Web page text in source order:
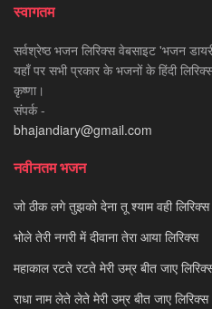
स्वागतम
सर्वश्रेष्ठ भजन लिरिक्स वेबसाइट 'भजन
यहाँ पर सभी प्रकार के भजनों के हिंदी
कृष्णा।
संपर्क -
bhajandiary@gmail.com
नवीनतम भजन
जो ठीक लगे तुझको देना तू श्याम वही लिरिक्स
भोले तेरी नगरी में दीवाना तेरा आया लिरिक्स
महाकाल रटते रटते मेरी उम्र बीत जाए
राधा नाम लेते लेते मेरी उम्र बीत जाए लिरिक्स